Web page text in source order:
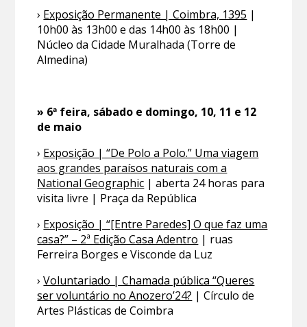
› Exposição Permanente | Coimbra, 1395 |
10h00 às 13h00 e das 14h00 às 18h00 |
Núcleo da Cidade Muralhada (Torre de
Almedina)
» 6ª feira, sábado e domingo, 10, 11 e 12
de maio
› Exposição | “De Polo a Polo.” Uma viagem
aos grandes paraísos naturais com a
National Geographic | aberta 24 horas para
visita livre | Praça da República
› Exposição | “[Entre Paredes] O que faz uma
casa?” – 2ª Edição Casa Adentro | ruas
Ferreira Borges e Visconde da Luz
›Voluntariado | Chamada pública “Queres
ser voluntário no Anozero’24? | Círculo de
Artes Plásticas de Coimbra